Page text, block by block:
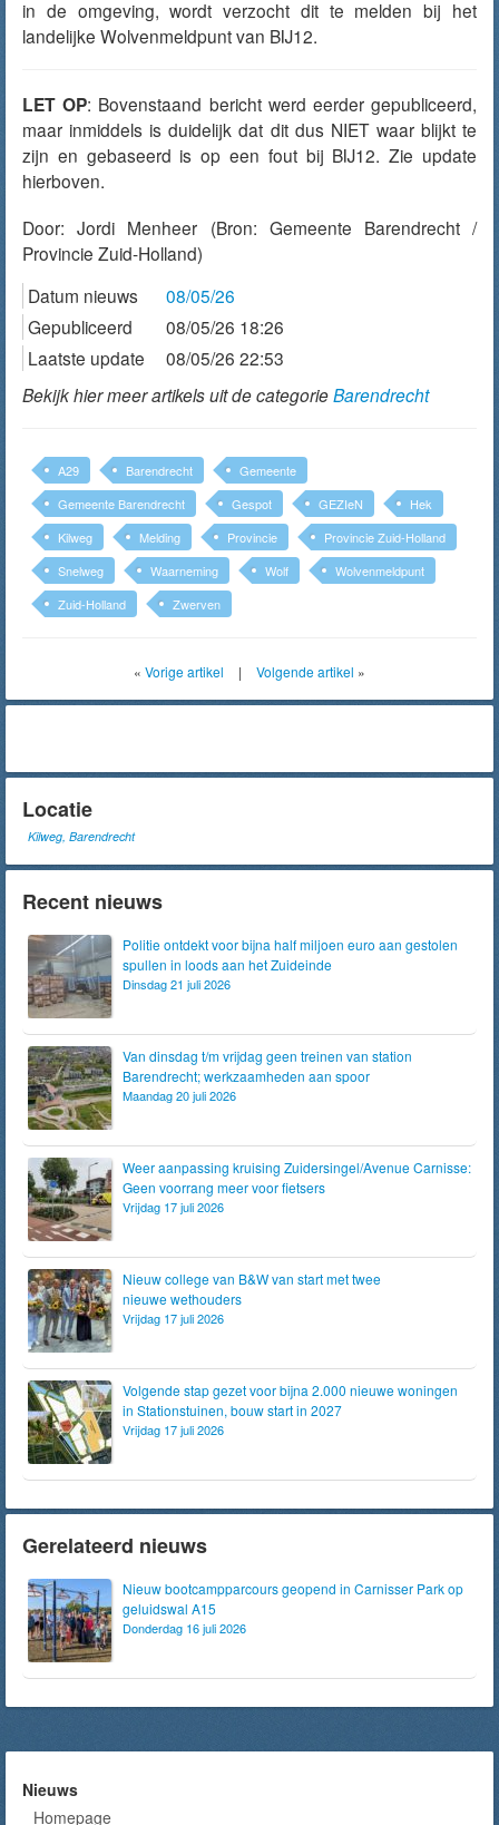
in de omgeving, wordt verzocht dit te melden bij het
landelijke Wolvenmeldpunt van BIJ12.
LET OP: Bovenstaand bericht werd eerder gepubliceerd,
maar inmiddels is duidelijk dat dit dus NIET waar blijkt te
zijn en gebaseerd is op een fout bij BIJ12. Zie update
hierboven.
Door:Jordi Menheer (Bron: Gemeente Barendrecht /
Provincie Zuid-Holland)
Datum nieuws
08/05/26
Gepubliceerd
08/05/26 18:26
Laatste update
08/05/26 22:53
Bekijk hier meer artikels uit de categorieBarendrecht
A29 Barendrecht
Gemeente
Gemeente Barendrecht
Gespot GEZIeN
Hek
Kilweg
Melding Provincie
Provincie Zuid-Holland
Snelweg
Waarneming Wolf
Wolvenmeldpunt
Zuid-Holland
Zwerven
« Vorige artikel | Volgende artikel »
Locatie
Kilweg, Barendrecht
Recent nieuws
Politie ontdekt voor bijna half miljoen euro aan gestolen
spullen in loods aan het Zuideinde
Dinsdag 21 juli 2026
Van dinsdag t/m vrijdag geen treinen van station
Barendrecht; werkzaamheden aan spoor
Maandag 20 juli 2026
Weer aanpassing kruising Zuidersingel/Avenue Carnisse:
Geen voorrang meer voor fietsers
Vrijdag 17 juli 2026
Nieuw college van B&W van start met twee
nieuwe wethouders
Vrijdag 17 juli 2026
Volgende stap gezet voor bijna 2.000 nieuwe woningen
in Stationstuinen, bouw start in 2027
Vrijdag 17 juli 2026
Gerelateerd nieuws
Nieuw bootcampparcours geopend in Carnisser Park op
geluidswal A15
Donderdag 16 juli 2026
Nieuws
Homepage